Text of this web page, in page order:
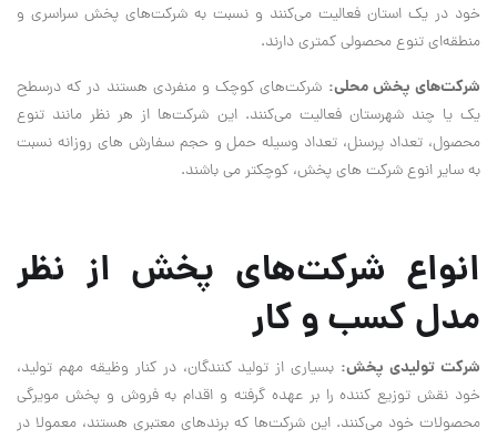
خود در یک استان فعالیت می‌کنند و نسبت به شرکت‌های پخش سراسری و
منطقه‌ای تنوع محصولی کمتری دارند.
شرکت‌های پخش محلی: شرکت‌های کوچک و منفردی هستند در که درسطح
یک یا چند شهرستان فعالیت می‌کنند. این شرکت‌ها از هر نظر مانند تنوع
محصول، تعداد پرسنل، تعداد وسیله حمل و حجم سفارش های روزانه نسبت
به سایر انوع شرکت های پخش، کوچکتر می باشند.
انواع شرکت‌های پخش از نظر
مدل کسب و کار
شرکت تولیدی پخش: بسیاری از تولید کنندگان، در کنار وظیقه مهم تولید،
خود نقش توزیع کننده را بر عهده گرفته و اقدام به فروش و پخش مویرگی
محصولات خود می‌کنند. این شرکت‌ها که برندهای معتبری هستند، معمولا در